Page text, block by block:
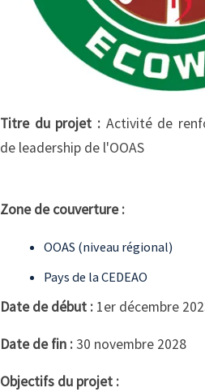
Titre du projet : Activité de
de leadership de l'OOAS
Zone de couverture :
OOAS (niveau régional)
Pays de la CEDEAO
Date de début : 1er décembre
Date de fin :30 novembre 2028
Objectifs du projet :